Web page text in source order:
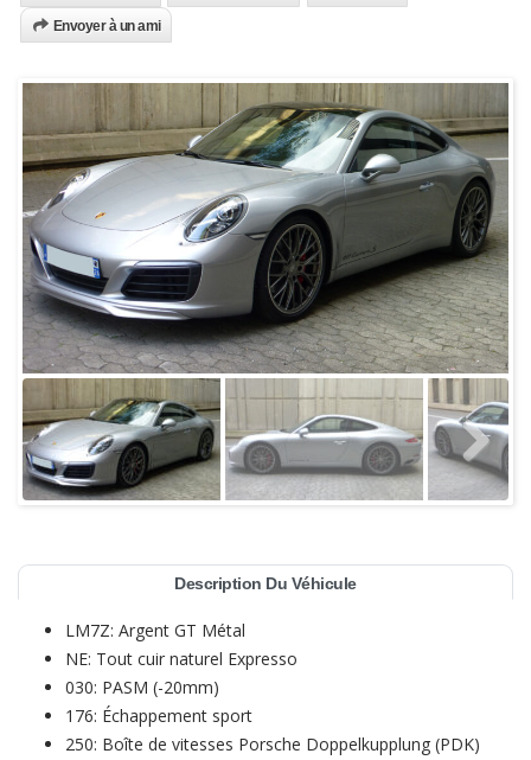
Envoyer à un ami
Description Du Véhicule
LM7Z: Argent GT Métal
NE: Tout cuir naturel Expresso
030: PASM (-20mm)
176: Échappement sport
250: Boîte de vitesses Porsche Doppelkupplung (PDK)